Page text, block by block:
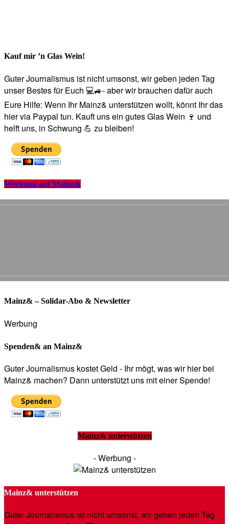
Kauf mir ’n Glas Wein!
Guter Journalismus ist nicht umsonst, wir geben jeden Tag
unser Bestes für Euch 💻🚙- aber wir brauchen dafür auch
Eure Hilfe: Wenn Ihr Mainz& unterstützen wollt, könnt Ihr das
hier via Paypal tun. Kauft uns ein gutes Glas Wein 🍷 und
helft uns, in Schwung 💪 zu bleiben!
Werbung auf Mainz&
Mainz& – Solidar-Abo & Newsletter
Werbung
Spenden& an Mainz&
Guter Journalismus kostet Geld - Ihr mögt, was wir hier bei
Mainz& machen? Dann unterstützt uns mit einer Spende!
Mainz& unterstützen
- Werbung -
Mainz& unterstützen
Guter Journalismus ist nicht umsonst, wir geben jeden Tag